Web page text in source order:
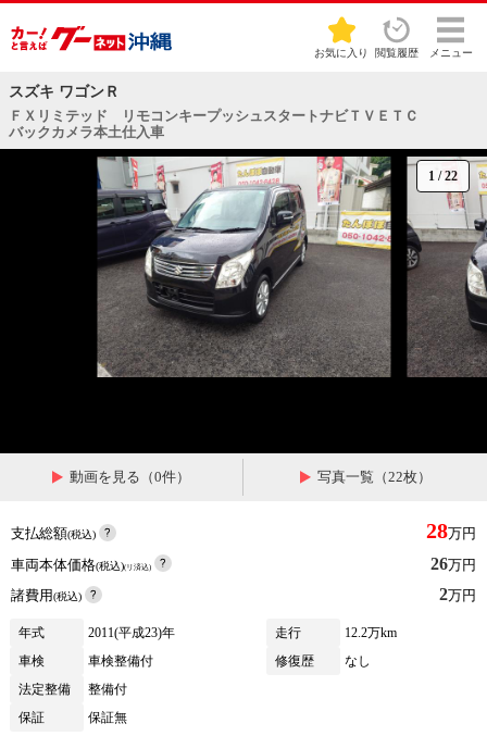
お気に入り 閲覧履歴 メニュー
スズキ ワゴンＲ
ＦＸリミテッド リモコンキープッシュスタートナビＴＶＥＴＣ
バックカメラ本土仕入車
1 /22
動画を見る（0件） 写真一覧（22枚）
支払総額(税込) 28万円
車両本体価格(税込)(リ済込) 26万円
諸費用(税込) 2万円
年式 2011(平成23)年 走行
12.2万km
車検
車検整備付 修復歴
なし
法定整備
整備付
保証
保証無